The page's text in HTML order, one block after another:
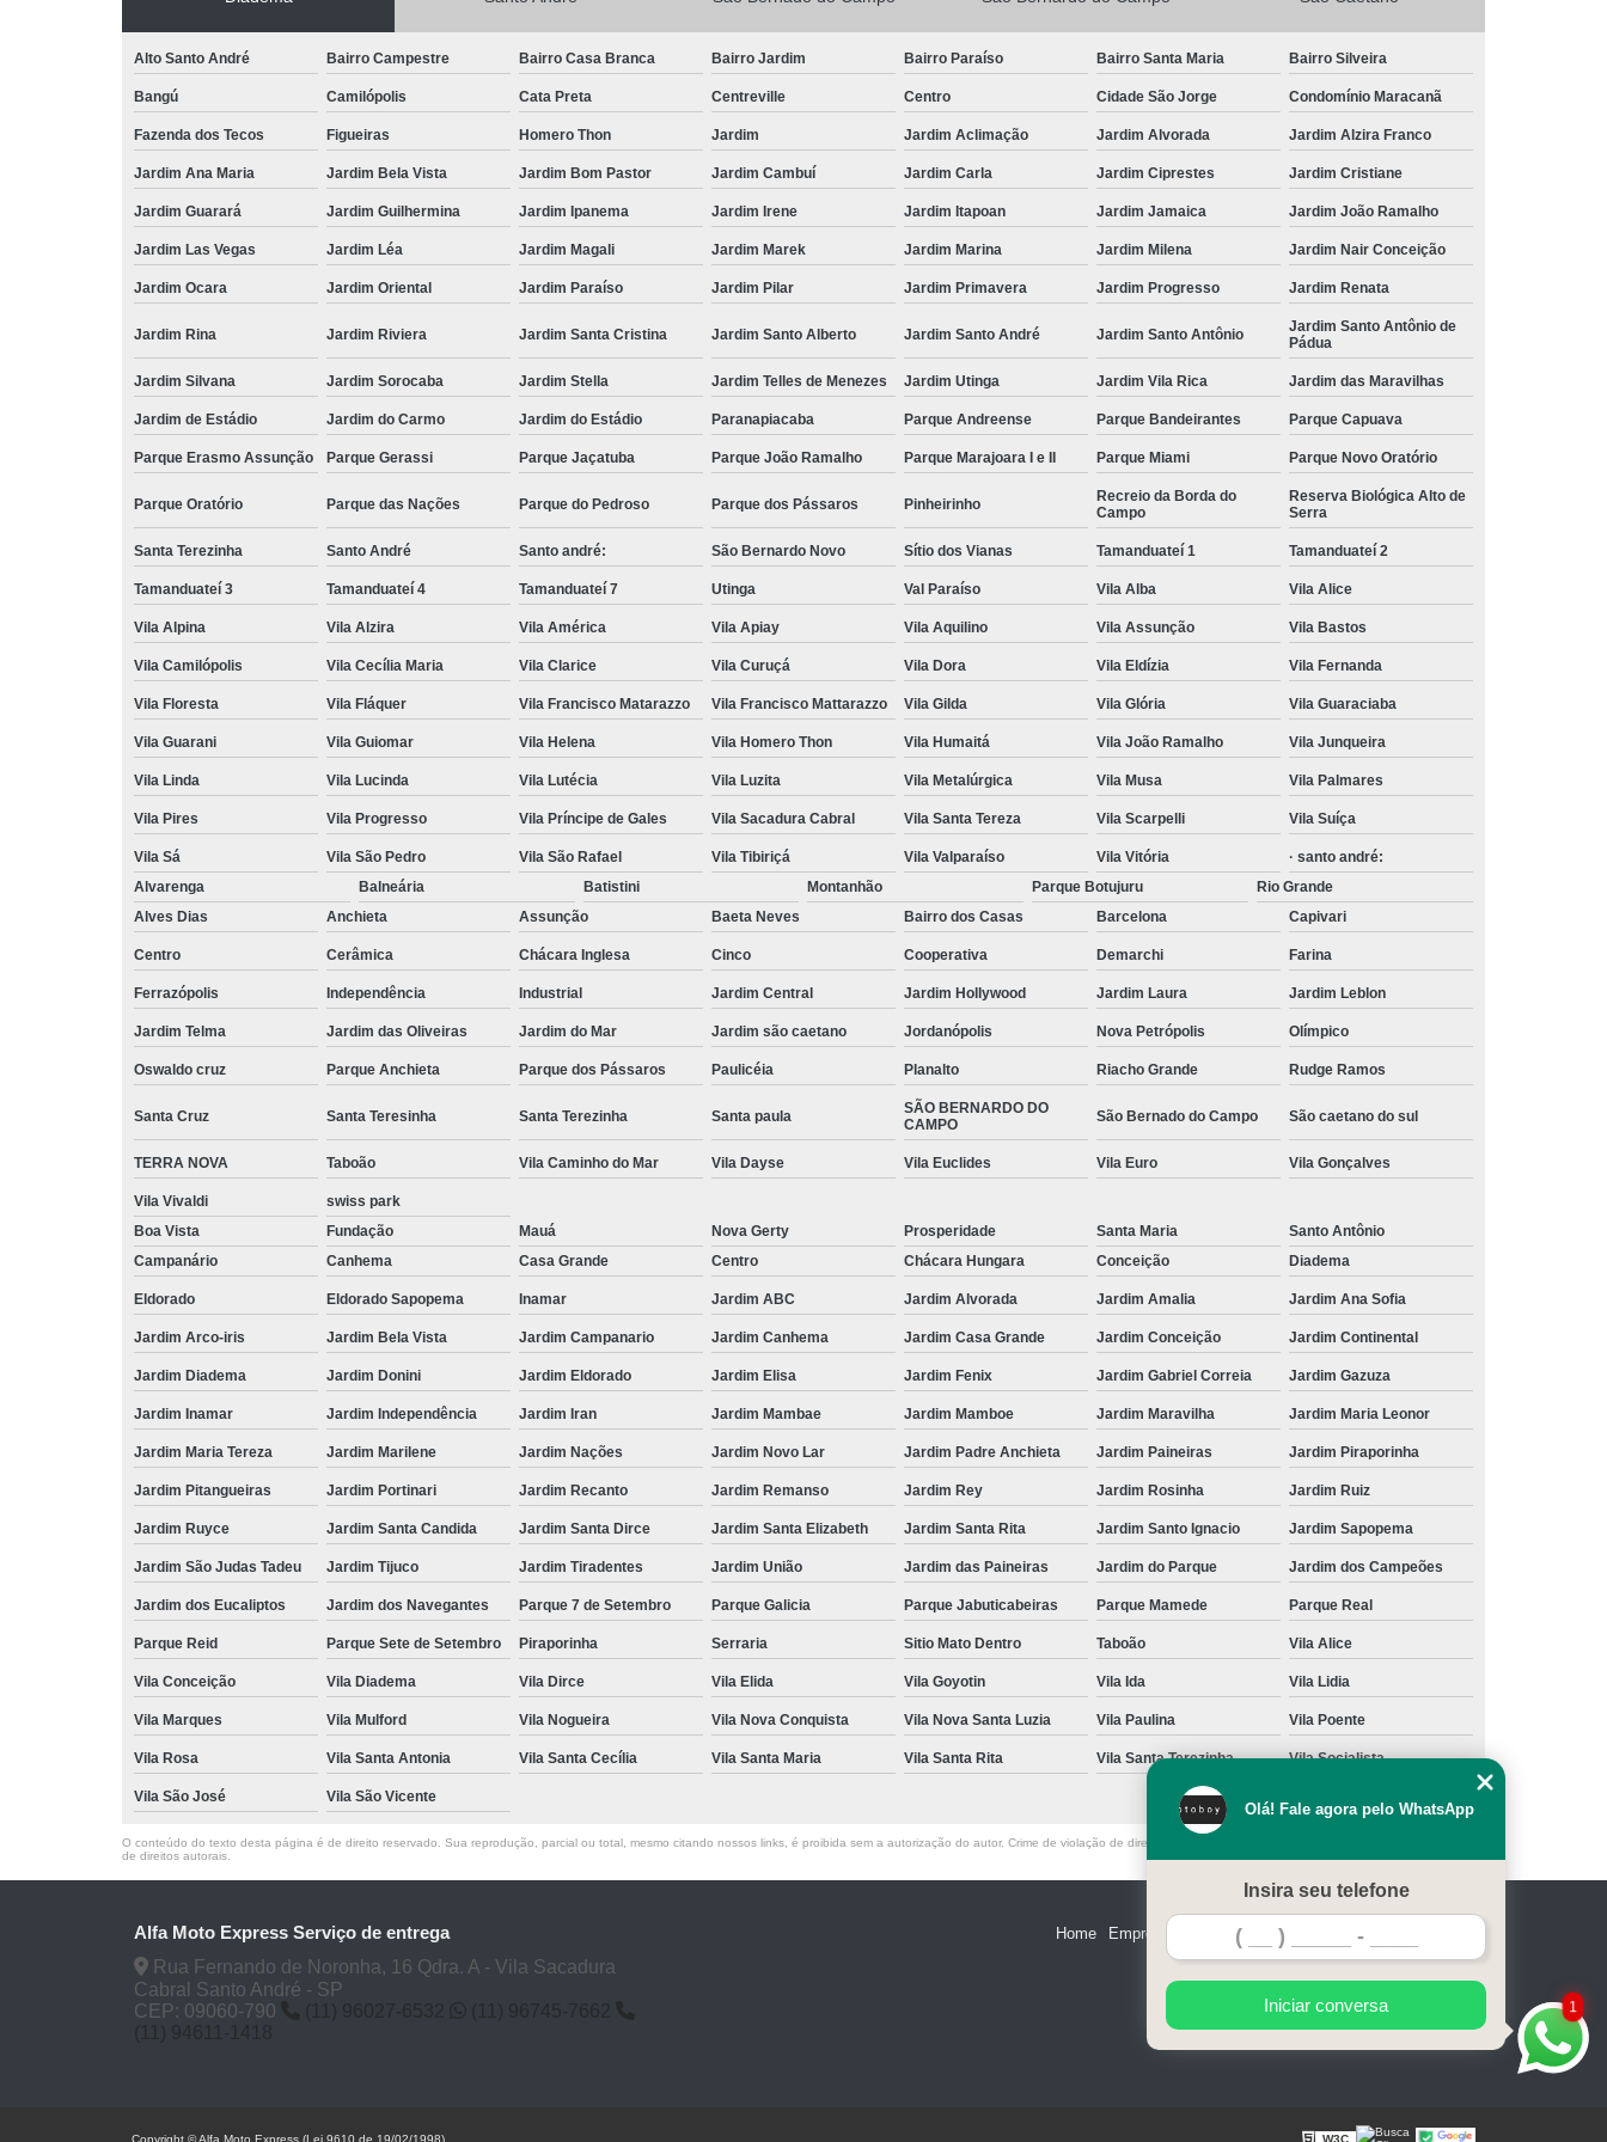
Alto Santo André Bairro Campestre Bairro Casa Branca Bairro Jardim Bairro Paraíso Bairro Santa Maria Bairro Silveira
Bangú Camilópolis Cata Preta Centreville Centro Cidade São Jorge Condomínio Maracanã
Fazenda dos Tecos Figueiras Homero Thon Jardim Jardim Aclimação Jardim Alvorada Jardim Alzira Franco
Jardim Ana Maria Jardim Bela Vista Jardim Bom Pastor Jardim Cambuí Jardim Carla Jardim Ciprestes Jardim Cristiane
Jardim Guarará Jardim Guilhermina Jardim Ipanema Jardim Irene Jardim Itapoan Jardim Jamaica Jardim João Ramalho
Jardim Las Vegas Jardim Léa Jardim Magali Jardim Marek Jardim Marina Jardim Milena Jardim Nair Conceição
Jardim Ocara Jardim Oriental Jardim Paraíso Jardim Pilar Jardim Primavera Jardim Progresso Jardim Renata
Jardim Rina Jardim Riviera Jardim Santa Cristina Jardim Santo Alberto Jardim Santo André Jardim Santo Antônio
Jardim Santo Antônio de
Pádua
Jardim Silvana Jardim Sorocaba Jardim Stella Jardim Telles de Menezes Jardim Utinga Jardim Vila Rica Jardim das Maravilhas
Jardim de Estádio Jardim do Carmo Jardim do Estádio Paranapiacaba Parque Andreense Parque Bandeirantes Parque Capuava
Parque Erasmo Assunção Parque Gerassi Parque Jaçatuba Parque João Ramalho Parque Marajoara I e II Parque Miami Parque Novo Oratório
Parque Oratório Parque das Nações Parque do Pedroso Parque dos Pássaros Pinheirinho
Recreio da Borda do
Campo
Reserva Biológica Alto de
Serra
Santa Terezinha Santo André Santo andré: São Bernardo Novo Sítio dos Vianas Tamanduateí 1 Tamanduateí 2
Tamanduateí 3 Tamanduateí 4 Tamanduateí 7 Utinga Val Paraíso Vila Alba Vila Alice
Vila Alpina Vila Alzira Vila América Vila Apiay Vila Aquilino Vila Assunção Vila Bastos
Vila Camilópolis Vila Cecília Maria Vila Clarice Vila Curuçá Vila Dora Vila Eldízia Vila Fernanda
Vila Floresta Vila Fláquer Vila Francisco Matarazzo Vila Francisco Mattarazzo Vila Gilda Vila Glória Vila Guaraciaba
Vila Guarani Vila Guiomar Vila Helena Vila Homero Thon Vila Humaitá Vila João Ramalho Vila Junqueira
Vila Linda Vila Lucinda Vila Lutécia Vila Luzita Vila Metalúrgica Vila Musa Vila Palmares
Vila Pires Vila Progresso Vila Príncipe de Gales Vila Sacadura Cabral Vila Santa Tereza Vila Scarpelli Vila Suíça
Vila Sá Vila São Pedro Vila São Rafael Vila Tibiriçá Vila Valparaíso Vila Vitória
· santo andré:
Alvarenga
Balneária Batistini Montanhão Parque Botujuru
Rio Grande
Alves Dias
Anchieta Assunção Baeta Neves Bairro dos Casas Barcelona Capivari
Centro Cerâmica Chácara Inglesa Cinco Cooperativa Demarchi Farina
Ferrazópolis Independência Industrial Jardim Central Jardim Hollywood Jardim Laura Jardim Leblon
Jardim Telma Jardim das Oliveiras Jardim do Mar Jardim são caetano Jordanópolis Nova Petrópolis Olímpico
Oswaldo cruz Parque Anchieta Parque dos Pássaros Paulicéia Planalto Riacho Grande Rudge Ramos
Santa Cruz Santa Teresinha Santa Terezinha Santa paula
SÃO BERNARDO DO
CAMPO
São Bernado do Campo São caetano do sul
TERRA NOVA Taboão Vila Caminho do Mar Vila Dayse Vila Euclides Vila Euro Vila Gonçalves
Vila Vivaldi
swiss park
Boa Vista
Fundação Mauá Nova Gerty Prosperidade Santa Maria
Santo Antônio
Campanário
Canhema Casa Grande Centro Chácara Hungara Conceição Diadema
Eldorado Eldorado Sapopema Inamar Jardim ABC Jardim Alvorada Jardim Amalia Jardim Ana Sofia
Jardim Arco-iris Jardim Bela Vista Jardim Campanario Jardim Canhema Jardim Casa Grande Jardim Conceição Jardim Continental
Jardim Diadema Jardim Donini Jardim Eldorado Jardim Elisa Jardim Fenix Jardim Gabriel Correia Jardim Gazuza
Jardim Inamar Jardim Independência Jardim Iran Jardim Mambae Jardim Mamboe Jardim Maravilha Jardim Maria Leonor
Jardim Maria Tereza Jardim Marilene Jardim Nações Jardim Novo Lar Jardim Padre Anchieta Jardim Paineiras Jardim Piraporinha
Jardim Pitangueiras Jardim Portinari Jardim Recanto Jardim Remanso Jardim Rey Jardim Rosinha Jardim Ruiz
Jardim Ruyce Jardim Santa Candida Jardim Santa Dirce Jardim Santa Elizabeth Jardim Santa Rita Jardim Santo Ignacio Jardim Sapopema
Jardim São Judas Tadeu Jardim Tijuco Jardim Tiradentes Jardim União Jardim das Paineiras Jardim do Parque Jardim dos Campeões
Jardim dos Eucaliptos Jardim dos Navegantes Parque 7 de Setembro Parque Galicia Parque Jabuticabeiras Parque Mamede Parque Real
Parque Reid Parque Sete de Setembro Piraporinha Serraria Sitio Mato Dentro Taboão Vila Alice
Vila Conceição Vila Diadema Vila Dirce Vila Elida Vila Goyotin Vila Ida Vila Lidia
Vila Marques Vila Mulford Vila Nogueira Vila Nova Conquista Vila Nova Santa Luzia Vila Paulina Vila Poente
Vila Rosa Vila Santa Antonia Vila Santa Cecília Vila Santa Maria Vila Santa Rita Vila Santa Terezinha Vila Socialista
Vila São José Vila São Vicente
O conteúdo do texto desta página é de direito reservado. Sua reprodução, parcial ou total, mesmo citando nossos links, é proibida sem a autorização do autor. Crime de violação de direito autoral – artigo 184 do Código Penal –
de direitos autorais
Alfa Moto Express Serviço de entrega
Rua Fernando de Noronha, 16 Qdra. A - Vila Sacadura
Cabral Santo André - SP
CEP: 09060-790
(11) 96027-6532
(11) 96745-7662
(11) 94611-1418
Home Empresa Serviços Contato
1
Olá! Fale agora pelo WhatsApp
Insira seu telefone
Iniciar conversa
Copyright © Alfa Moto Express (Lei 9610 de 19/02/1998) W3C